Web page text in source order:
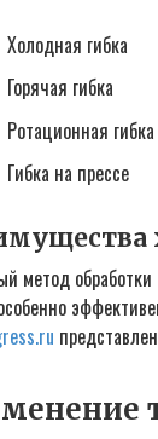
Холодная гибка
Горячая гибка
Ротационная гибка
Гибка на прессе
метод обработки